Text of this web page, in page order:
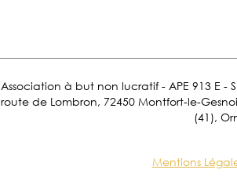
Association à but non lucratif - APE 913 E -
route de Lombron, 72450 Montfort-le-
(41),
Mentions